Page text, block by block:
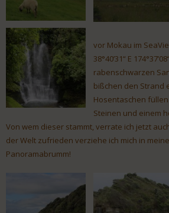
vor Mokau im
38°40’31“ E
rabenschwarzen
bißchen den Strand
Hosentaschen
Steinen und einem
Von wem dieser stammt, verrate ich jetzt
der Welt zufrieden verziehe ich mich in
Panoramabrumm!